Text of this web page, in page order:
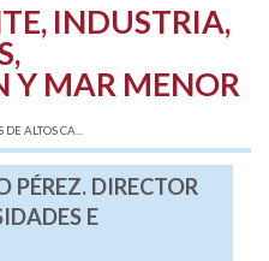
INDUSTRIA,
Y MAR MENOR
ALTOS CA...
DIRECTOR
E